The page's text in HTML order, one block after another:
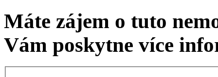
Máte zájem o tuto
Vám poskytne více